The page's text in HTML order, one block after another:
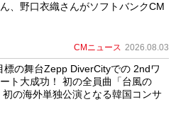
、野口衣織さんがソフトバンクCM
CMニュース 2026.08.03
標の舞台Zepp DiverCityでの 2ndワ
ト大成功！ 初の全員曲「台風の
の海外単独公演となる韓国コンサ